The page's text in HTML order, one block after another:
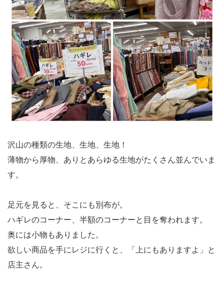
沢山の種類の生地、生地、生地！
薄物から厚物、ありとあらゆる生地がたくさん並んでいま
す。
足元を見ると、そこにも別布が。
ハギレのコーナー、半額のコーナーと目を奪われます。
奥には小物もありました。
欲しい商品を手にレジに行くと、「上にもありますよ」と
店主さん。